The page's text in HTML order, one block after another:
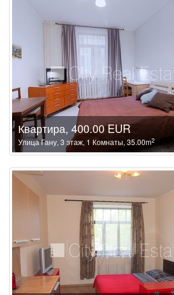
Квартира, 400.00 EUR
Улица Гану, 3 этаж, 1 Комнаты, 35.00m2